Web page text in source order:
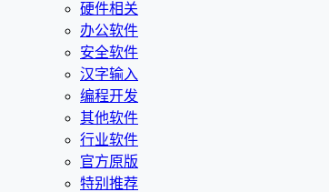
硬件相关
办公软件
安全软件
汉字输入
编程开发
其他软件
行业软件
官方原版
特别推荐